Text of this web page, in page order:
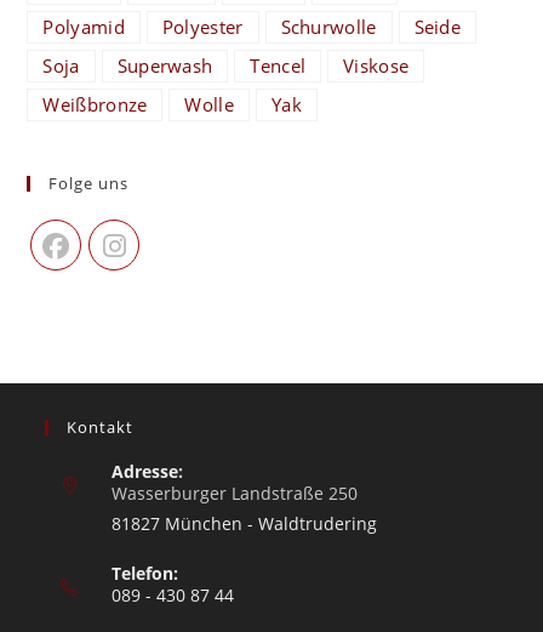
Polyamid
Polyester Schurwolle
Seide
Soja
Superwash Tencel
Viskose
Weißbronze
Wolle Yak
Folge uns
Kontakt
Adresse:
Wasserburger Landstraße 250
81827 München - Waldtrudering
Telefon:
089 - 430 87 44